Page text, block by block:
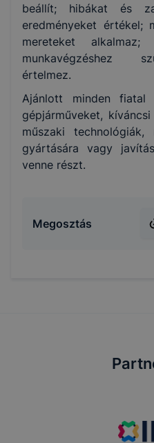
beállít; hibákat és
eredményeket értékel;
mereteket
munkavégzéshez
értelmez.
Ajánlott minden
gépjárműveket,
műszaki technológiák,
gyártására vagy
venne részt.
Megosztás